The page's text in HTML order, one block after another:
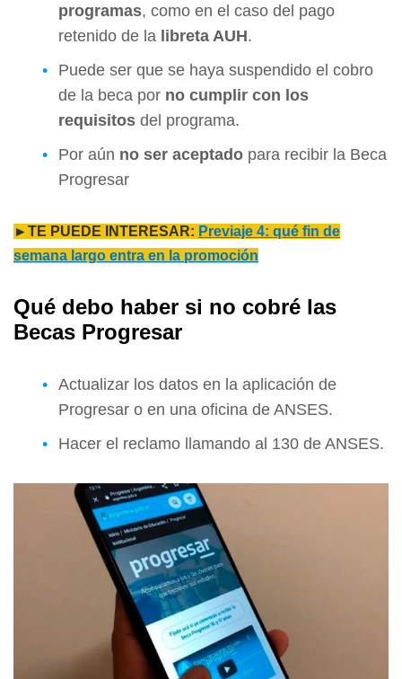
programas, como en el caso del pago
retenido de la libreta AUH.
Puede ser que se haya suspendido el cobro
de la beca por no cumplir con los
requisitos del programa.
Por aún no ser aceptado para recibir la Beca
Progresar
►TE PUEDE INTERESAR: Previaje 4: qué fin de
semana largo entra en la promoción
Qué debo haber si no cobré las
Becas Progresar
Actualizar los datos en la aplicación de
Progresar o en una oficina de ANSES.
Hacer el reclamo llamando al 130 de ANSES.